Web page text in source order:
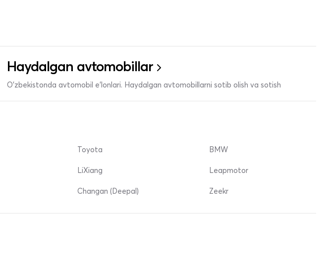
Haydalgan avtomobillar
O'zbekistonda avtomobil e’lonlari. Haydalgan avtomobillarni sotib olish va sotish
Toyota
LiXiang
Changan (Deepal)
BMW
Leapmotor
Zeekr